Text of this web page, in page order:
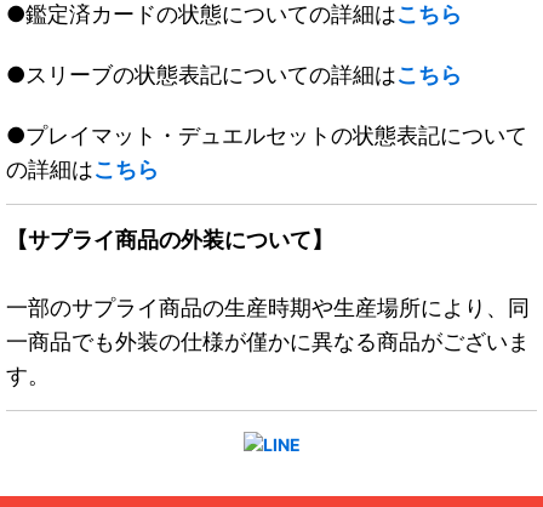
●鑑定済カードの状態についての詳細はこちら
●スリーブの状態表記についての詳細はこちら
●プレイマット・デュエルセットの状態表記について
の詳細はこちら
【サプライ商品の外装について】
一部のサプライ商品の生産時期や生産場所により、同
一商品でも外装の仕様が僅かに異なる商品がございま
す。